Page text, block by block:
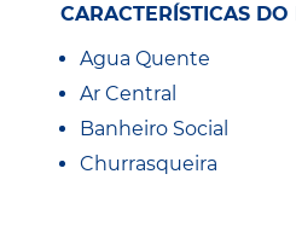
CARACTERÍSTICAS
Agua Quente
Ar Central
Banheiro Social
Churrasqueira